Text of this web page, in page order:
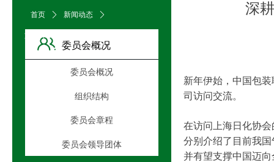
深
新年伊始，中国包
司访问交流。
在访问上海日化协
分别介绍了目前我
并有望支撑中国迈
首页 ꄲ 新闻动态 ꄲ
文章详情页
委员会概况
委员会概况
组织结构
委员会章程
委员会领导团体